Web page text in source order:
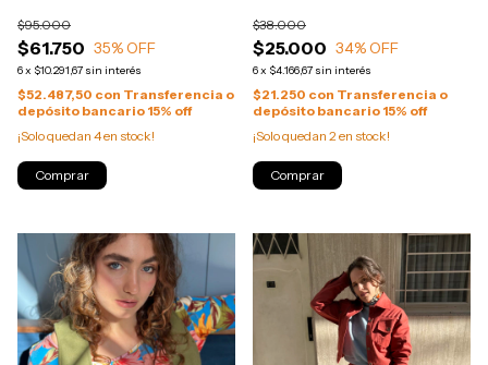
$61.750
$95.000
35% OFF
6x $10.291,67 sin interés
$52.487,50 con Transferencia o
depósito bancario 15% off
¡Solo quedan 4en stock!
Comprar
$25.000
$38.000
34% OFF
6x $4.166,67 sin interés
$21.250 con Transferencia o
depósito bancario 15% off
¡Solo quedan 2 en stock!
Comprar